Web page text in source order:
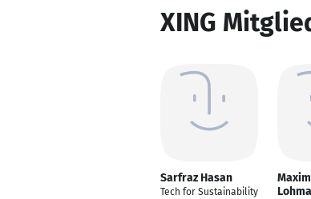
XING
Sarfraz Hasan
Tech for Sustainability